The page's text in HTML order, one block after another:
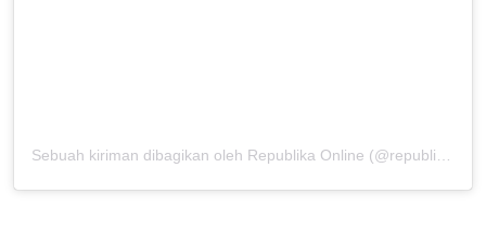
Sebuah kiriman dibagikan oleh Republika Online (@republikaonline)